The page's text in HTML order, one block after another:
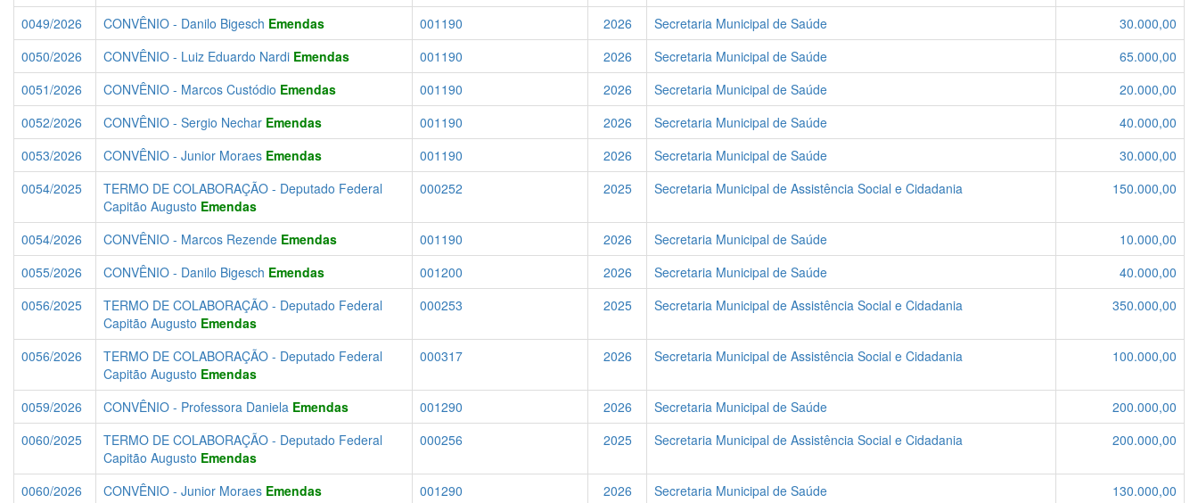
0049/2026
CONVÊNIO - Danilo Bigesch Emendas 001190 2026 Secretaria Municipal de Saúde
30.000,00
0050/2026
CONVÊNIO - Luiz Eduardo Nardi Emendas 001190 2026 Secretaria Municipal de Saúde
65.000,00
0051/2026
CONVÊNIO - Marcos Custódio Emendas 001190 2026 Secretaria Municipal de Saúde
20.000,00
0052/2026
CONVÊNIO - Sergio Nechar Emendas 001190 2026 Secretaria Municipal de Saúde
40.000,00
0053/2026
CONVÊNIO - Junior Moraes Emendas 001190 2026 Secretaria Municipal de Saúde
30.000,00
0054/2025
TERMO DE COLABORAÇÃO - Deputado Federal
Capitão Augusto Emendas
000252 2025 Secretaria Municipal de Assistência Social e Cidadania 150.000,00
0054/2026 CONVÊNIO - Marcos Rezende Emendas 001190 2026 Secretaria Municipal de Saúde
10.000,00
0055/2026
CONVÊNIO - Danilo Bigesch Emendas 001200 2026 Secretaria Municipal de Saúde
40.000,00
0056/2025
TERMO DE COLABORAÇÃO - Deputado Federal
Capitão Augusto Emendas
000253 2025 Secretaria Municipal de Assistência Social e Cidadania 350.000,00
0056/2026
TERMO DE COLABORAÇÃO - Deputado Federal
Capitão Augusto Emendas
000317 2026 Secretaria Municipal de Assistência Social e Cidadania 100.000,00
0059/2026 CONVÊNIO - Professora Daniela Emendas 001290 2026 Secretaria Municipal de Saúde
200.000,00
0060/2025
TERMO DE COLABORAÇÃO - Deputado Federal
Capitão Augusto Emendas
000256 2025 Secretaria Municipal de Assistência Social e Cidadania 200.000,00
0060/2026 CONVÊNIO - Junior Moraes Emendas 001290 2026 Secretaria Municipal de Saúde
130.000,00